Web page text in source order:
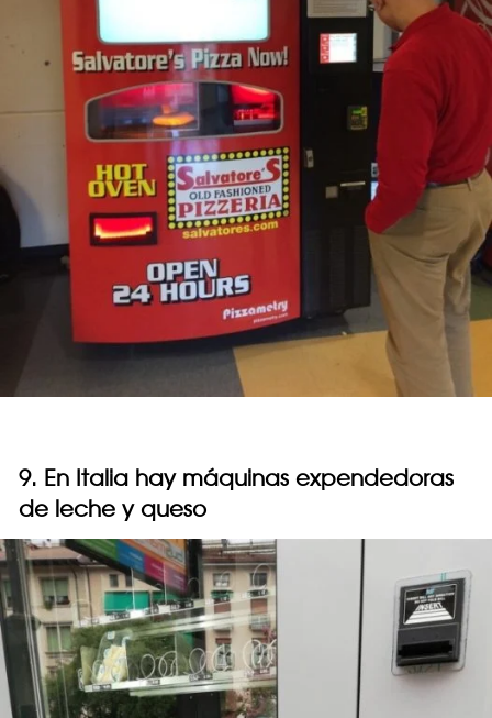
9. En Italia hay máquinas expendedoras
de leche y queso